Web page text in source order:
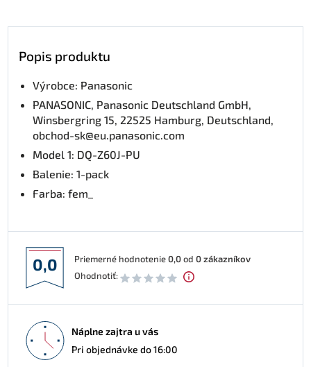
Popis produktu
Výrobce: Panasonic
PANASONIC, Panasonic Deutschland GmbH,
Winsbergring 15, 22525 Hamburg, Deutschland,
obchod-sk@eu.panasonic.com
Model 1: DQ-Z60J-PU
Balenie: 1-pack
Farba: fem_
0,0 Priemerné hodnotenie0,0od 0zákazníkov
Ohodnotiť:
Náplne zajtra u vás
Pri objednávke do 16:00